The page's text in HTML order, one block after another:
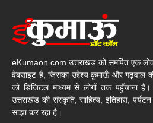
eKumaon.com उत्तराखंड को समर्पित एक
वेबसाइट है, जिसका उद्देश्य कुमाऊँ और गढ़वाल
को डिजिटल माध्यम से लोगों तक पहुँचाना
उत्तराखंड की संस्कृति, साहित्य, इतिहास,
साझा कर रहा है।